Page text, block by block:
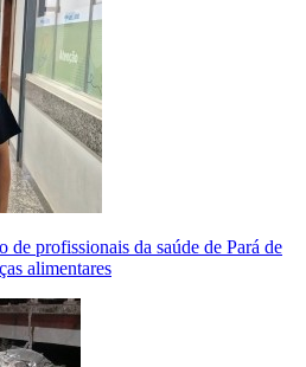
de profissionais da saúde de Pará de
alimentares